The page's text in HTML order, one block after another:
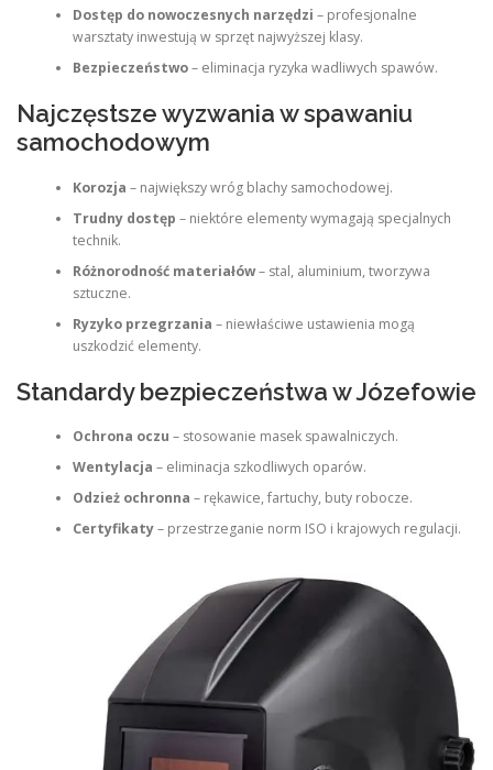
Dostęp do nowoczesnych narzędzi – profesjonalne
warsztaty inwestują w sprzęt najwyższej klasy.
Bezpieczeństwo– eliminacja ryzyka wadliwych spawów.
Najczęstsze wyzwania w spawaniu
samochodowym
Korozja – największy wróg blachy samochodowej.
Trudny dostęp – niektóre elementy wymagają specjalnych
technik.
Różnorodność materiałów– stal, aluminium, tworzywa
sztuczne.
Ryzyko przegrzania – niewłaściwe ustawienia mogą
uszkodzić elementy.
Standardy bezpieczeństwa w Józefowie
Ochrona oczu – stosowanie masek spawalniczych.
Wentylacja – eliminacja szkodliwych oparów.
Odzież ochronna – rękawice, fartuchy, buty robocze.
Certyfikaty– przestrzeganie norm ISO i krajowych regulacji.